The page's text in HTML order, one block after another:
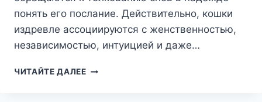
понять его послание. Действительно, кошки
издревле ассоциируются с женственностью,
независимостью, интуицией и даже…
ЧИТАЙТЕ ДАЛЕЕСОН